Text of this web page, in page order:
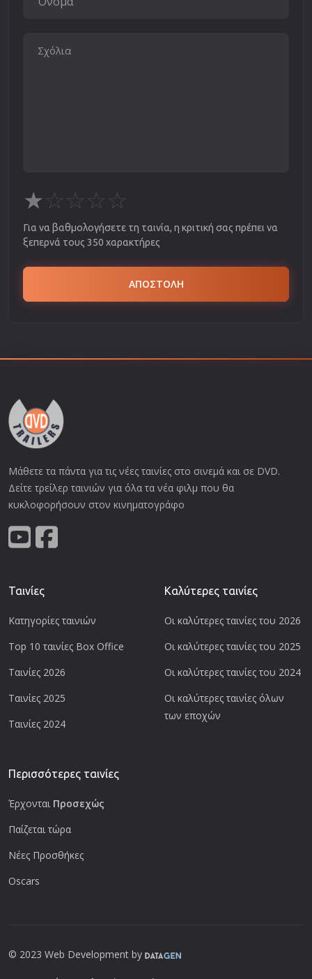
★☆☆☆☆
Για να βαθμολογήσετε τη ταινία, η κριτική σας πρέπει να
ξεπερνά τους 350 χαρακτήρες
ΑΠΟΣΤΟΛΗ
Μάθετε τα πάντα για τις νέες ταινίες στο σινεμά και σε DVD.
Δείτε τρείλερ ταινιών για όλα τα νέα φιλμ που θα
κυκλοφορήσουν στον κινηματογράφο
Ταινίες
Κατηγορίες ταινιών
Top 10 ταινίες Box Office
Ταινίες 2026
Ταινίες 2025
Ταινίες 2024
Καλύτερες ταινίες
Οι καλύτερες ταινίες του 2026
Οι καλύτερες ταινίες του 2025
Οι καλύτερες ταινίες του 2024
Οι καλύτερες ταινίες όλων
των εποχών
Περισσότερες ταινίες
Έρχονται Προσεχώς
Παίζεται τώρα
Νέες Προσθήκες
Oscars
© 2023 Web Development by